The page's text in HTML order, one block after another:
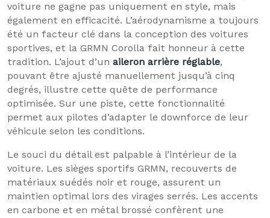
voiture ne gagne pas uniquement en style, mais
également en efficacité. L’aérodynamisme a toujours
été un facteur clé dans la conception des voitures
sportives, et la GRMN Corolla fait honneur à cette
tradition. L’ajout d’un aileron arrière réglable,
pouvant être ajusté manuellement jusqu’à cinq
degrés, illustre cette quête de performance
optimisée. Sur une piste, cette fonctionnalité
permet aux pilotes d’adapter le downforce de leur
véhicule selon les conditions.
Le souci du détail est palpable à l’intérieur de la
voiture. Les sièges sportifs GRMN, recouverts de
matériaux suédés noir et rouge, assurent un
maintien optimal lors des virages serrés. Les accents
en carbone et en métal brossé confèrent une